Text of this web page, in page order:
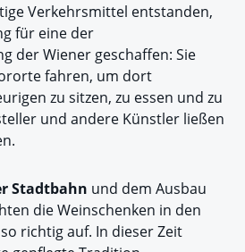
Verkehrsmittel entstanden,
für eine der
der Wiener geschaffen: Sie
fahren, um dort
zu sitzen, zu essen und zu
und andere Künstler ließen
Stadtbahn und dem Ausbau
die Weinschenken in den
richtig auf. In dieser Zeit